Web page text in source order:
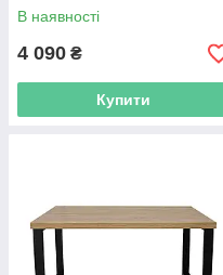
В наявності
4 090 ₴
Купити